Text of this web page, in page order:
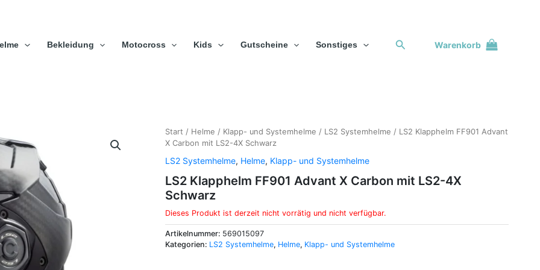
Bekleidung Motocross Kids Gutscheine Sonstiges SuchenWarenkorb
Start / Helme / Klapp- und Systemhelme / LS2 Systemhelme / LS2 Klapphelm FF901 Advant
X Carbon mit LS2-4X Schwarz
LS2 Systemhelme, Helme, Klapp- und Systemhelme
LS2 Klapphelm FF901 Advant X Carbon mit LS2-4X
Schwarz
Dieses Produkt ist derzeit nicht vorrätig und nicht verfügbar.
Artikelnummer: 569015097
Kategorien: LS2 Systemhelme, Helme, Klapp- und Systemhelme